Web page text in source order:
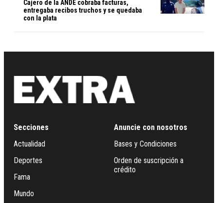
Cajero de la ANDE cobraba facturas,
entregaba recibos truchos y se quedaba
con la plata
Secciones
Actualidad
Deportes
Fama
Mundo
Anuncie con nosotros
Bases y Condiciones
Orden de suscripción a
crédito